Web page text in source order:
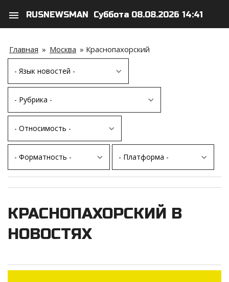
menu RUSNEWSMAN Суббота 08.08.2026 14:41
Главная » Москва » Краснопахорский
КРАСНОПАХОРСКИЙ В
НОВОСТЯХ